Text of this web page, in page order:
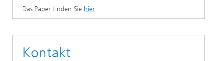
Das Paper finden Sie hier .
Kontakt